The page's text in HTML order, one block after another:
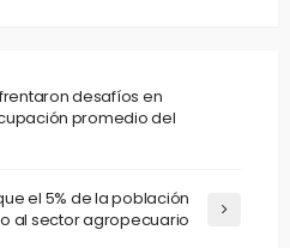
desafíos en
promedio del
el 5% de la población
al sector agropecuario